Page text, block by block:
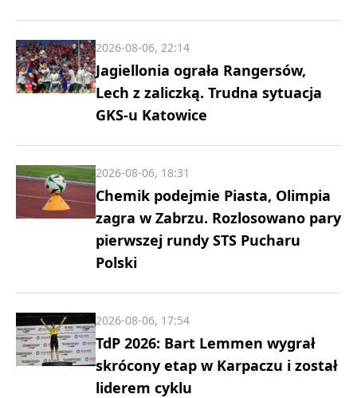
Jagiellonia ograła Rangersów,
Lech z zaliczką. Trudna sytuacja
GKS-u Katowice
2026-08-06, 22:14
Chemik podejmie Piasta, Olimpia
zagra w Zabrzu. Rozlosowano pary
pierwszej rundy STS Pucharu
Polski
2026-08-06, 18:31
TdP 2026: Bart Lemmen wygrał
skrócony etap w Karpaczu i został
liderem cyklu
2026-08-06, 17:54